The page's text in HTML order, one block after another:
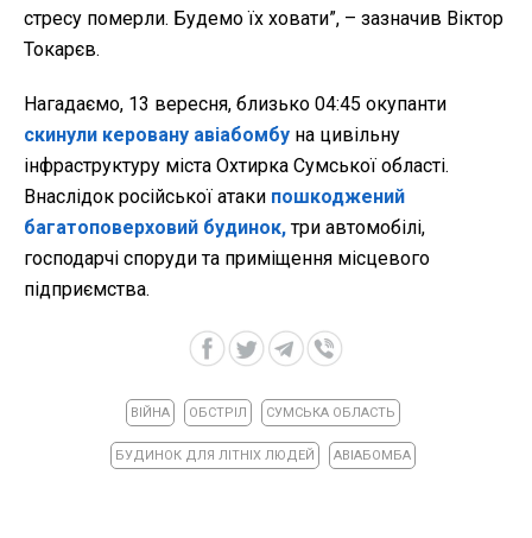
стресу померли. Будемо їх ховати”, – зазначив Віктор
Токарєв.
Нагадаємо, 13 вересня, близько 04:45 окупанти
скинули керовану авіабомбу на цивільну
інфраструктуру міста Охтирка Сумської області.
Внаслідок російської атаки пошкоджений
багатоповерховий будинок,три автомобілі,
господарчі споруди та приміщення місцевого
підприємства.
ВІЙНА ОБСТРІЛ СУМСЬКА ОБЛАСТЬ
БУДИНОК ДЛЯ ЛІТНІХ ЛЮДЕЙ АВІАБОМБА